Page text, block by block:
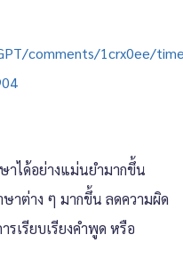
comments/1crx0ee/
าได้อย่างแม่นยำมากขึ้น
ษาต่าง ๆ มากขึ้น ลดความผิด
รเรียบเรียงคำพูด หรือ